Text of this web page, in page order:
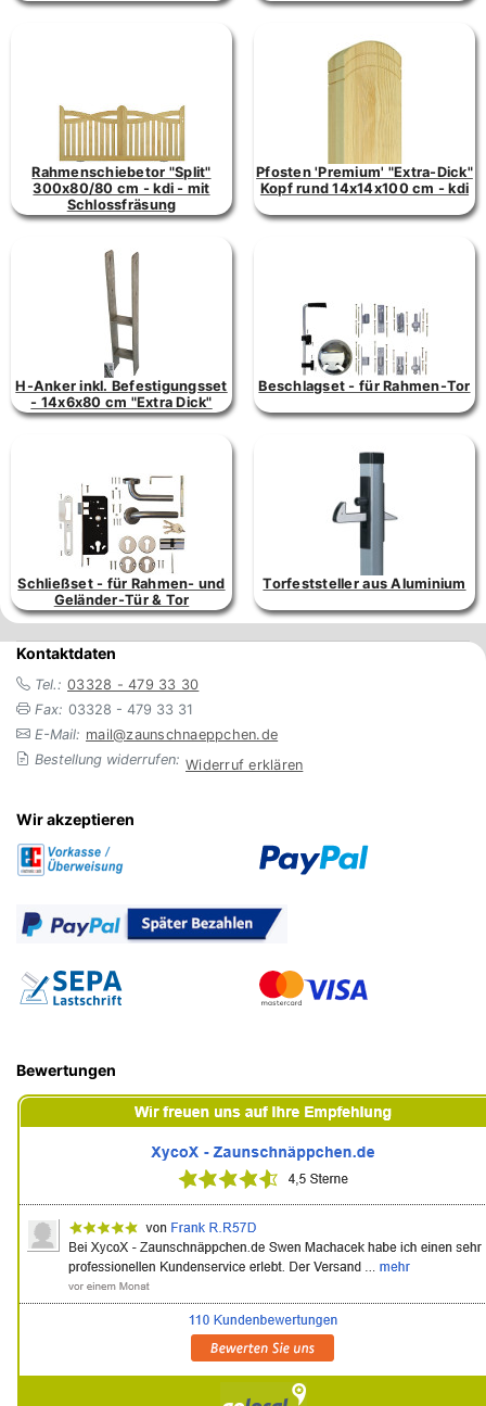
Rahmenschiebetor "Split"
300x80/80 cm - kdi - mit
Schlossfräsung
Pfosten 'Premium' "Extra-Dick"
Kopf rund 14x14x100 cm - kdi
H-Anker inkl. Befestigungsset
- 14x6x80 cm "Extra Dick"
Beschlagset - für Rahmen-Tor
Schließset - für Rahmen- und
Geländer-Tür & Tor
Torfeststeller aus Aluminium
Kontaktdaten
Tel.: 03328 - 479 33 30
Fax: 03328 - 479 33 31
E-Mail: mail@zaunschnaeppchen.de
Bestellung widerrufen: Widerruf erklären
Wir akzeptieren
Bewertungen